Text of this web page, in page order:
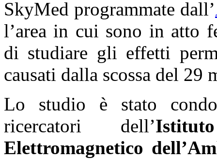
SkyMed programmate dall’
l’area in cui sono in atto
di studiare gli effetti
causati dalla scossa del 29
Lo studio è stato
ricercatori dell’
Elettromagnetico